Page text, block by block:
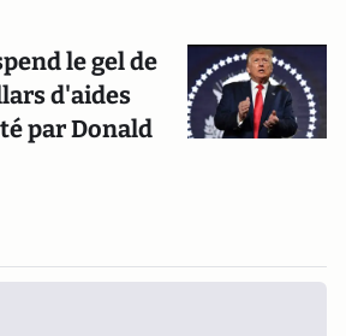
le gel de
d'aides
par Donald